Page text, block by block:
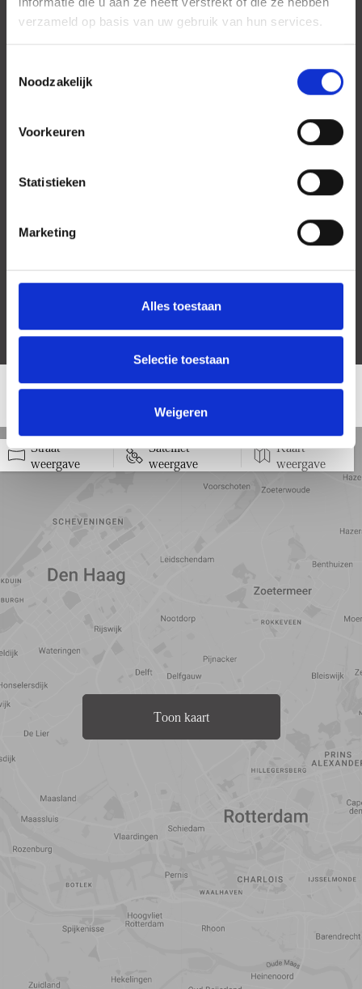
verzameld op basis van uw gebruik van hun services.
Noodzakelijk
Voorkeuren
Statistieken
Marketing
Alles toestaan
Selectie toestaan
Weigeren
Straat
weergave
Satelliet
weergave
Kaart
weergave
5 min 10 min 15 min
Voorzieningen
Toon kaart